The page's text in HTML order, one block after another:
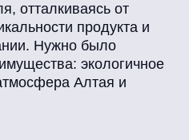
отталкиваясь от
продукта и
Нужно было
экологичное
Алтая и